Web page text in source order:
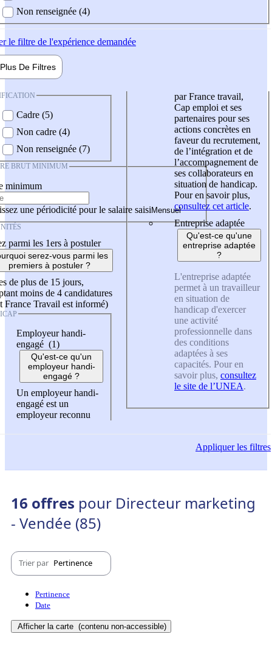
Non renseignée (4)
le filtre de l'expérience demandée
Plus De Filtres
Cadre (5)
Non cadre (4)
Non renseignée (7)
BRUT MINIMUM
minimum
une périodicité pour le salaire saisi
parmi les 1ers à postuler
serez-vous parmi les
premiers à postuler ?
de plus de 15 jours,
moins de 4 candidatures
France Travail est informé)
Employeur handi-
engagé (1)
Qu'est-ce qu'un
employeur handi-
engagé ?
Un employeur handi-
engagé est un
employeur reconnu
par France travail,
Cap emploi et ses
partenaires pour ses
actions concrètes en
faveur du recrutement,
de l’intégration et de
l’accompagnement de
ses collaborateurs en
situation de handicap.
Pour en savoir plus,
consultez cet article.
Entreprise adaptée
Qu'est-ce qu'une
entreprise adaptée
?
L'entreprise adaptée
permet à un travailleur
en situation de
handicap d'exercer
une activité
professionnelle dans
des conditions
adaptées à ses
capacités. Pour en
savoir plus, consultez
le site de l’UNEA.
Appliquerles filtres
16 offres pour Directeur marketing
- Vendée (85)
Trier par Pertinence
Pertinence
Date
Afficher la carte (contenu non-accessible)